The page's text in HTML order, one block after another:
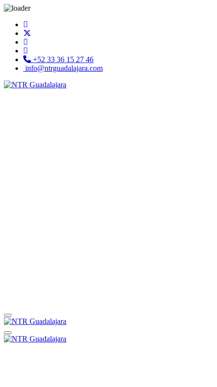
+52 33 36 15 27 46
info@ntrguadalajara.com